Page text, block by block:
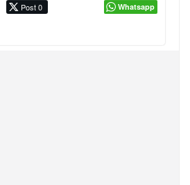
Post 0 Whatsapp